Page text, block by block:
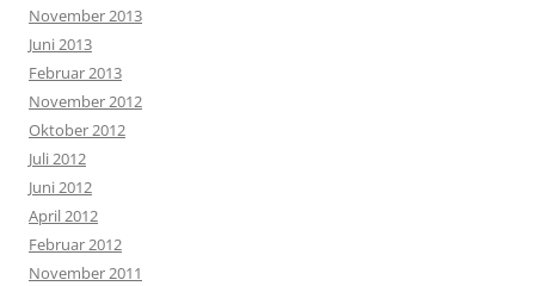
November 2013
Juni 2013
Februar 2013
November 2012
Oktober 2012
Juli 2012
Juni 2012
April 2012
Februar 2012
November 2011